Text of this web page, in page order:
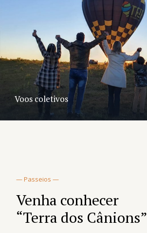
Voos coletivos
— Passeios —
Venha conhecer
“Terra dos Cânions”